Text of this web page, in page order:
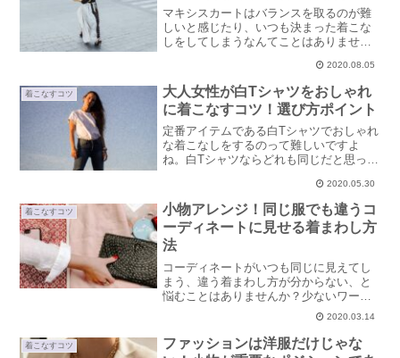
マキシスカートはバランスを取るのが難
しいと感じたり、いつも決まった着こな
しをしてしまうなんてことはありません
こなしのコツ、カラーや素材選びについ
てご紹介します。
2020.08.05
着こなすコツ
大人女性が白Tシャツをおしゃれ
に着こなすコツ！選び方ポイント
定番アイテムである白Tシャツでおしゃれ
な着こなしをするのって難しいですよ
ね。白Tシャツならどれも同じだと思って
ックこそおしゃれ度に大きく影響してし
まいますよ。大人の女性が白Tシャツを着
こなすコツ、見るべきポイント、選び方
をご紹介します。
2020.05.30
着こなすコツ
小物アレンジ！同じ服でも違うコ
ーディネートに見せる着まわし方
法
コーディネートがいつも同じに見えてし
まう、違う着まわし方が分からない、と
悩むことはありませんか？少ないワード
ローブでも、小物の使い方次第でコーデ
ィネートに変化をつけることができま
す。上手な小物の揃え方や使い方、コー
ディネートの見え方を変える着まわし方
2020.03.14
着こなすコツ
ファッションは洋服だけじゃな